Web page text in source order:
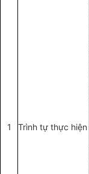
1 Trình tự thực hiện